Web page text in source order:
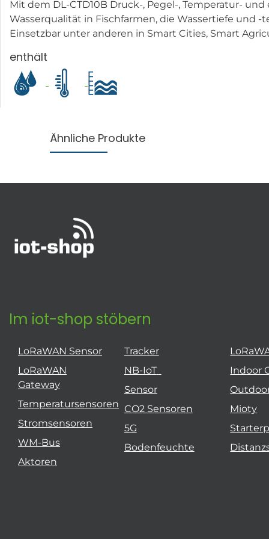
Mit dem DL-CTD10B Druck-, Pegel-, Temperatur-
Wasserqualität in Fischfarmen, die Wassertiefe und
Einsetzbar unter anderen in Smart Cities, Smart
enthält
Ähnliche Produkte
Im iot-shop stöbern
LoRaWAN Sensor
LoRaWAN
Gateway
Temperatursensoren
Stromsensoren
WM-Bus
Aktoren
Tracker
NB-IoT
Sensor
CO2 Sensoren
5G
Bodenfeuchte
Indoor
Mioty